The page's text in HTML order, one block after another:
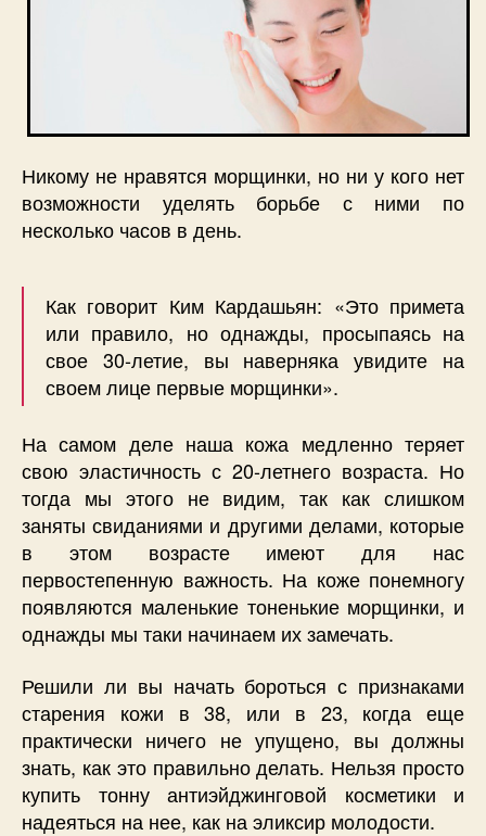
Никому не нравятся морщинки, но ни у кого нет
возможности уделять борьбе с ними по
несколько часов в день.
Как говорит Ким Кардашьян: «Это примета
или правило, но однажды, просыпаясь на
свое 30-летие, вы наверняка увидите на
своем лице первые морщинки».
На самом деле наша кожа медленно теряет
свою эластичность с 20-летнего возраста. Но
тогда мы этого не видим, так как слишком
заняты свиданиями и другими делами, которые
в этом возрасте имеют для нас
первостепенную важность. На коже понемногу
появляются маленькие тоненькие морщинки, и
однажды мы таки начинаем их замечать.
Решили ли вы начать бороться с признаками
старения кожи в 38, или в 23, когда еще
практически ничего не упущено, вы должны
знать, как это правильно делать. Нельзя просто
купить тонну антиэйджинговой косметики и
надеяться на нее, как на эликсир молодости.